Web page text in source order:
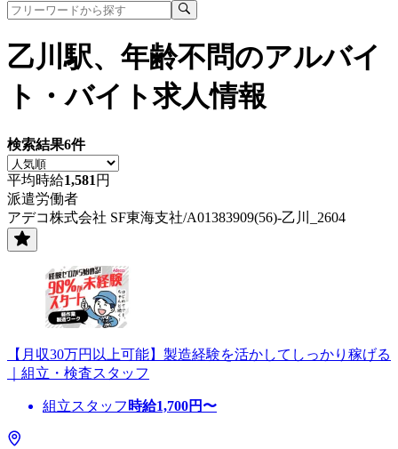
乙川駅、年齢不問のアルバイ
ト・バイト求人情報
検索結果6件
平均時給1,581 円
派遣労働者
アデコ株式会社 SF東海支社/A01383909(56)-乙川_2604
【月収30万円以上可能】製造経験を活かしてしっかり稼げる
｜組立・検査スタッフ
組立スタッフ 時給1,700円〜